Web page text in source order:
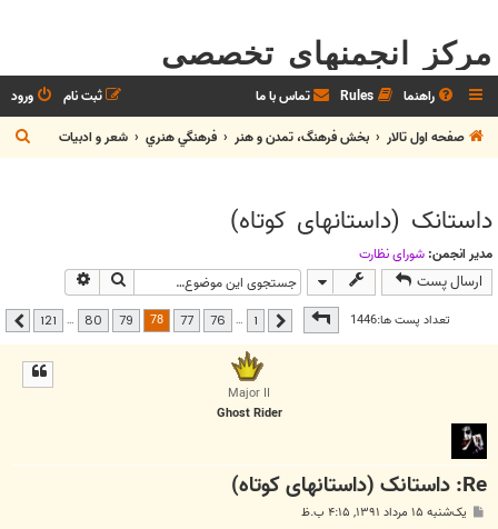
مرکز انجمنهای تخصصی
راهنما Rules تماس با ما ورود
ثبت نام
صفحه اول تالار
بخش فرهنگ، تمدن و هنر فرهنگي هنري شعر و ادبيات
ج
س
داستانک (داستانهای کوتاه)
مدیر انجمن: شوراي نظارت
ارسال پست جستجو
تعداد پست ها:1446صفحه78
121 قبلی …
76
77
78
79
80
…
121 بعدی
Major II
Ghost Rider
Re: داستانک (داستانهای کوتاه)
پ یک‌شنبه ۱۵ مرداد ۱۳۹۱, ۴:۱۵ ب.ظ